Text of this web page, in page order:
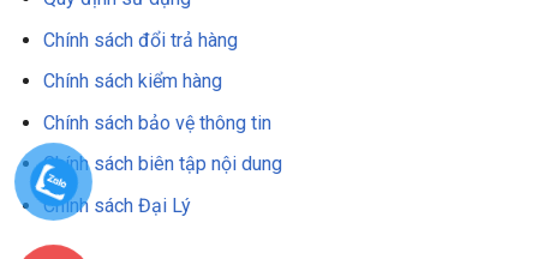
Chính sách đổi trả hàng
Chính sách kiểm hàng
Chính sách bảo vệ thông tin
Chính sách biên tập nội dung
Chính sách Đại Lý